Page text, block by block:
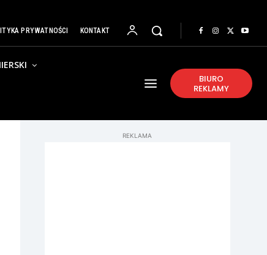
PRYWATNOŚCI KONTAKT
BIURO
REKLAMY
REKLAMA